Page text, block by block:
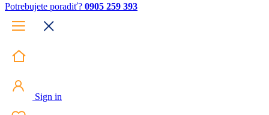
Potrebujete poradiť? 0905 259 393
Sign in